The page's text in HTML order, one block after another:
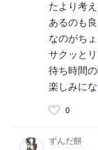
たより考
あるのも
なのがち
サクッと
待ち時間
楽しみにな
0
ずんだ餅